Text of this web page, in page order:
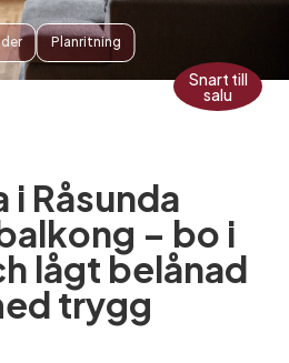
Planritning
Snart till
salu
i Råsunda
– bo i
lågt belånad
trygg